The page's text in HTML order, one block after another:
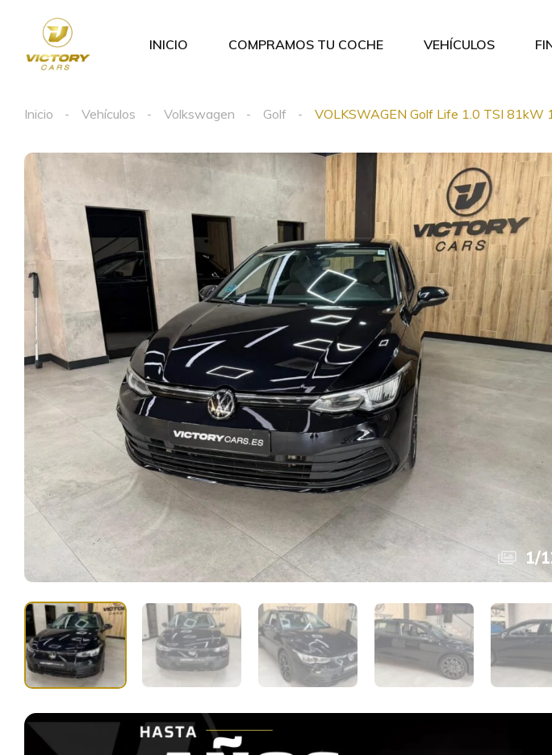
INICIO COMPRAMOS TU COCHE VEHÍCULOS
Inicio Vehículos Volkswagen Golf VOLKSWAGEN Golf Life 1.0 TSI 81kW
1/